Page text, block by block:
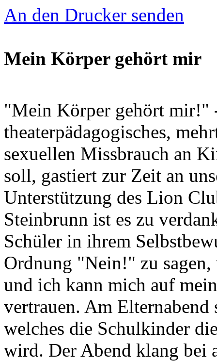
An den Drucker senden
Mein Körper gehört mir
"Mein Körper gehört mir!"
theaterpädagogisches,
sexuellen Missbrauch an
soll, gastiert zur Zeit an
Unterstützung des Lion
Steinbrunn ist es zu
Schüler in ihrem
Ordnung "Nein!" zu
und ich kann mich auf
vertrauen. Am
welches die Schulkinder
wird. Der Abend klang bei